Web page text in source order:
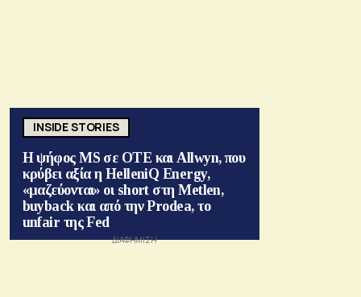
INSIDE STORIES
Η ψήφος MS σε ΟΤΕ και Allwyn, που
κρύβει αξία η HelleniQ Energy,
«μαζεύονται» οι short στη Metlen,
buyback και από την Prodea, το
unfair της Fed